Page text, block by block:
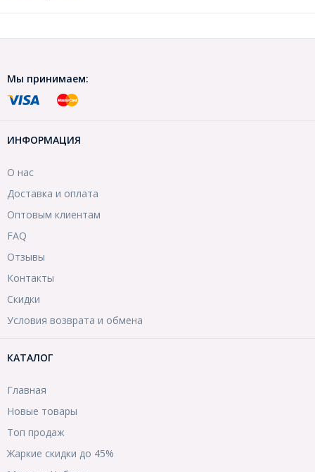
Мы принимаем:
ИНФОРМАЦИЯ
О нас
Доставка и оплата
Оптовым клиентам
FAQ
Отзывы
Контакты
Скидки
Условия возврата и обмена
КАТАЛОГ
Главная
Новые товары
Топ продаж
Жаркие скидки до 45%